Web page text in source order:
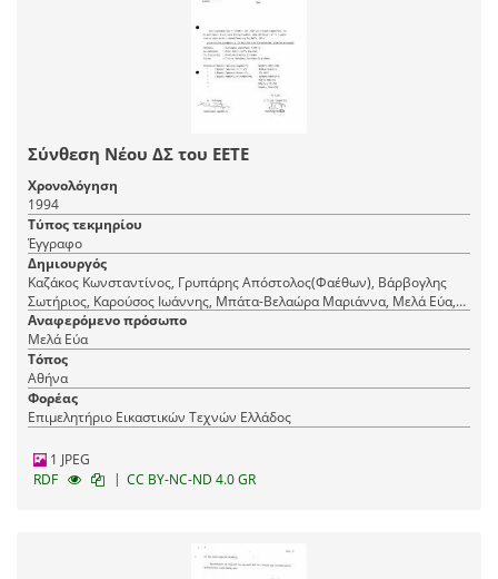
Σύνθεση Νέου ΔΣ του ΕΕΤΕ
Χρονολόγηση
1994
Τύπος τεκμηρίου
Έγγραφο
Δημιουργός
Καζάκος Κωνσταντίνος, Γρυπάρης Απόστολος(Φαέθων), Βάρβογλης
Σωτήριος, Καρούσος Ιωάννης, Μπάτα-Βελαώρα Μαριάννα, Μελά Εύα,
Χατζηνικολή-Σαραφιανού Μαίρη, Φραντζής Μιχάλης, Αβραμίδης
Μιχάλης, Ξενάκη Μαριάννα, Δαραδήμος Χαράλαμπος
Αναφερόμενο πρόσωπο
Μελά Εύα
Τόπος
Αθήνα
Φορέας
Επιμελητήριο Εικαστικών Τεχνών Ελλάδος
1 JPEG
RDF
| CC BY-NC-ND 4.0 GR